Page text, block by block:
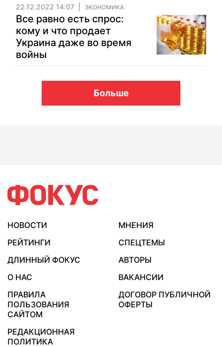
22.12.2022 14:07 ЭКОНОМИКА
Все равно есть спрос:
кому и что продает
Украина даже во время
войны
Больше
НОВОСТИ
МНЕНИЯ
РЕЙТИНГИ
СПЕЦТЕМЫ
ДЛИННЫЙ ФОКУС
АВТОРЫ
О НАС
ВАКАНСИИ
ПРАВИЛА
ПОЛЬЗОВАНИЯ
САЙТОМ
ДОГОВОР ПУБЛИЧНОЙ
ОФЕРТЫ
РЕДАКЦИОННАЯ
ПОЛИТИКА